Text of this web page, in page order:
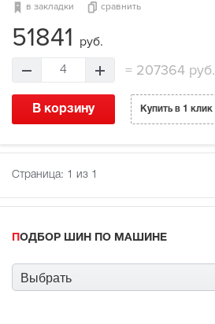
в закладки сравнить
51841 руб.
4 =207364 руб.
В корзину Купить в 1 клик
Страница: 1 из 1
ПОДБОР ШИН ПО МАШИНЕ
Выбрать